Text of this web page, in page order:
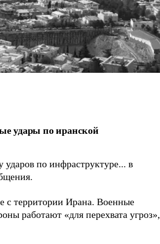
удары по иранской
по инфраструктуре... в
с территории Ирана. Военные
работают «для перехвата угроз»,